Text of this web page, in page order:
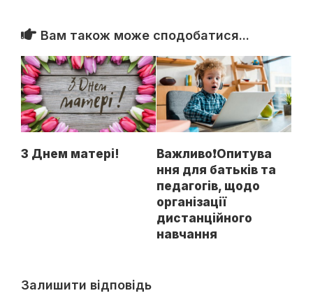
Вам також може сподобатися...
З Днем матері!
Важливо❗Опитува
ння для батьків та
педагогів, щодо
організації
дистанційного
навчання
Залишити відповідь